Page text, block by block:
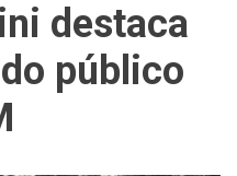
destaca
público